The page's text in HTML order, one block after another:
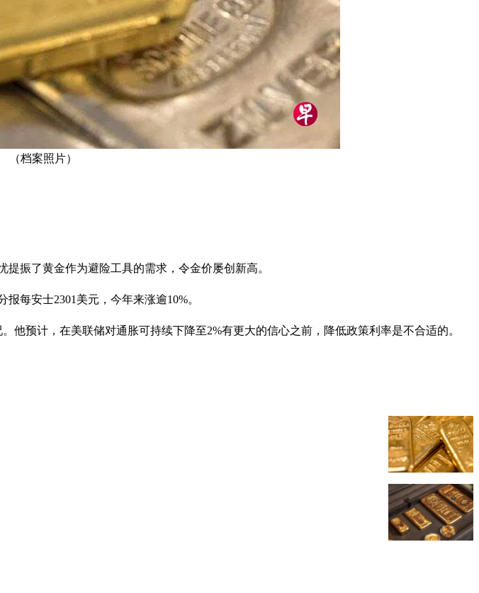
（档案照片）
振了黄金作为避险工具的需求，令金价屡创新高。
每安士2301美元，今年来涨逾10%。
预计，在美联储对通胀可持续下降至2%有更大的信心之前，降低政策利率是不合适的。